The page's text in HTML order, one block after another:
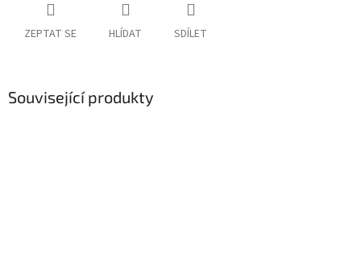
ZEPTAT SE HLÍDAT SDÍLET
Související produkty